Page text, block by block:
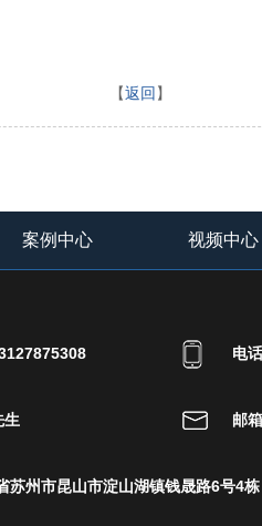
【返回 】
案例中心 视频中心
电
生 邮
苏州市昆山市淀山湖镇钱晟路6号4栋